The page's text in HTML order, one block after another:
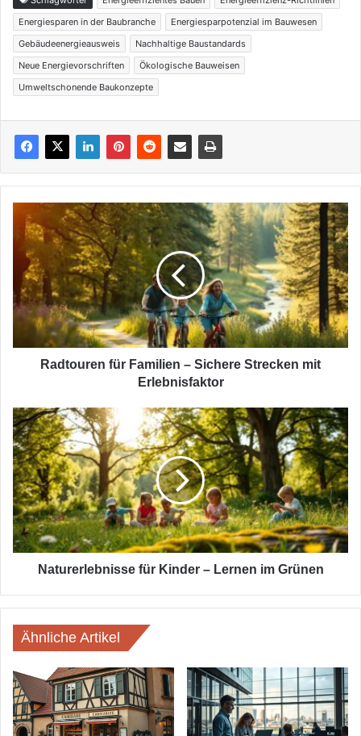
Energiesparen in der Baubranche
Energiesparpotenzial im Bauwesen
Gebäudeenergieausweis
Nachhaltige Baustandards
Neue Energievorschriften
Ökologische Bauweisen
Umweltschonende Baukonzepte
Radtouren
für
Familien
Sichere
Strecken
mit
Erlebnisfaktor
Radtouren für Familien – Sichere Strecken mit
Erlebnisfaktor
Naturerlebnisse
für
Kinder
–
Lernen
im
Grünen
Naturerlebnisse für Kinder – Lernen im Grünen
Ähnliche Artikel